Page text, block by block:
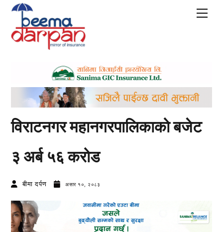
Skip
content
विराटनगर महानगरपालिकाको बजेट
३ अर्ब ५६ करोड
बीमा दर्पण असार १०, २०८३